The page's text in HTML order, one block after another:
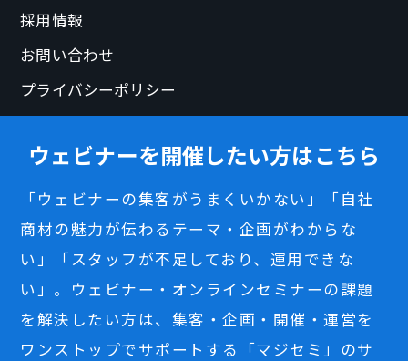
採用情報
お問い合わせ
プライバシーポリシー
ウェビナーを開催したい方はこちら
「ウェビナーの集客がうまくいかない」「自社
商材の魅力が伝わるテーマ・企画がわからな
い」「スタッフが不足しており、運用できな
い」。ウェビナー・オンラインセミナーの課題
を解決したい方は、集客・企画・開催・運営を
ワンストップでサポートする「マジセミ」のサ